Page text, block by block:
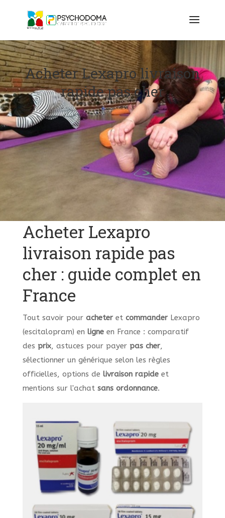
Acheter Lexapro livraison
rapide pas cher
Acheter Lexapro
livraison rapide pas
cher : guide complet en
France
Tout savoir pour acheteret commanderLexapro
(escitalopram) en ligneen France : comparatif
des prix, astuces pour payer pas cher,
sélectionner un générique selon les règles
officielles, options de livraison rapideet
mentions sur l'achat sans ordonnance.